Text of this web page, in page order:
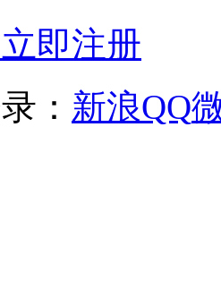
立即注册
： 新浪QQ